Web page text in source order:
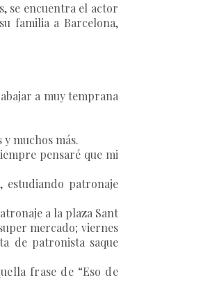
se encuentra el actor
familia a Barcelona,
a muy temprana
muchos más.
pensaré que mi
patronaje
a la plaza Sant
mercado; viernes
de patronista saque
frase de “Eso de